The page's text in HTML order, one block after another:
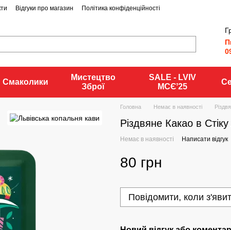
Відгуки про магазин Політика конфіденційності
Смаколики
Мистецтво
Зброї
SALE - LVIV
MCЄʼ25
Головна Немає в наявності
Різдвяне Какао в
Немає в наявності Написати відгук
80 грн
Повідомити, коли